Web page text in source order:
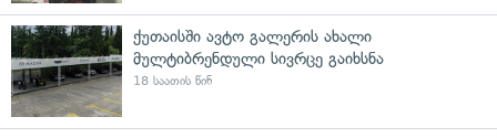
ქუთაისში ავტო გალერის ახალი
მულტიბრენდული სივრცე გაიხსნა
18 საათის წინ